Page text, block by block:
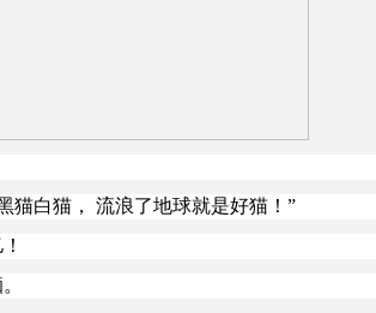
猫白猫， 流浪了地球就是好猫！”